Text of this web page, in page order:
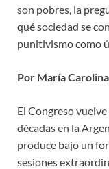
son pobres, la
qué sociedad se
punitivismo como
Por María
El Congreso
décadas en la
produce bajo un
sesiones